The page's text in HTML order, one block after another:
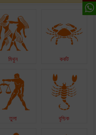
মিথুন কৰ্কট
তুলা বৃশ্চিক